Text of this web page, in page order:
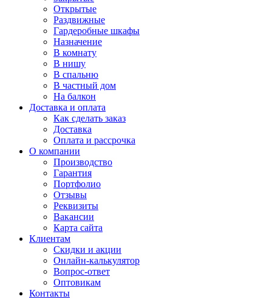
Открытые
Раздвижные
Гардеробные шкафы
Назначение
В комнату
В нишу
В спальню
В частный дом
На балкон
Доставка и оплата
Как сделать заказ
Доставка
Оплата и рассрочка
О компании
Производство
Гарантия
Портфолио
Отзывы
Реквизиты
Вакансии
Карта сайта
Клиентам
Скидки и акции
Онлайн-калькулятор
Вопрос-ответ
Оптовикам
Контакты